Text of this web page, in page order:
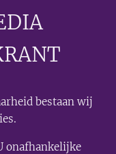
🟣
bestaan wij
onafhankelijke